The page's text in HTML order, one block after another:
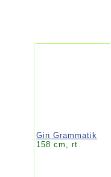
Gin Grammatik
158 cm, rt